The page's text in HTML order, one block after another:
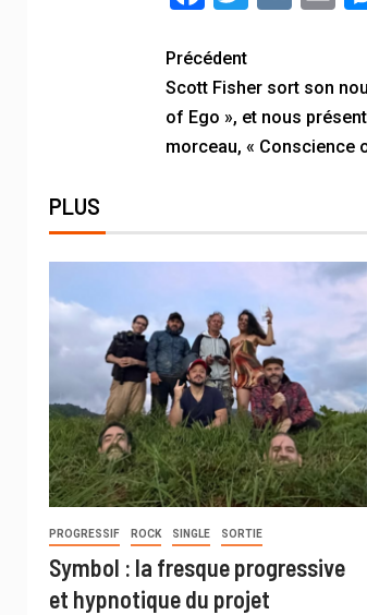
Précédent
Scott Fisher sort son
of Ego », et nous
morceau, « Conscience
PLUS
PROGRESSIF ROCK SINGLE SORTIE
Symbol : la fresque progressive
et hypnotique du projet